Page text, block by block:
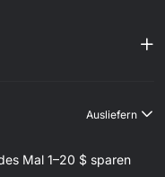
Ausliefern
Mal 1–20 $ sparen